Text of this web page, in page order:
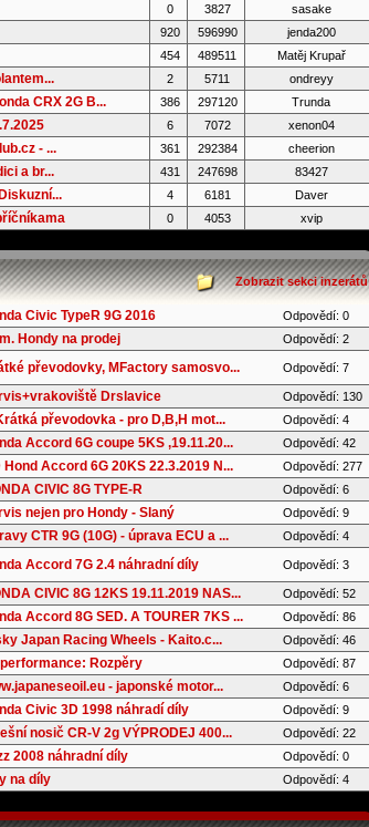
0 3827 sasake
920 596990 jenda200
454 489511 Matěj Krupař
2 5711 ondreyy
CRX 2G B... 386 297120 Trunda
6 7072 xenon04
- ... 361 292384 cheerion
a br... 431 247698 83427
4 6181 Daver
0 4053 xvip
Zobrazit sekci inzerátů
Civic TypeR 9G 2016 Odpovědí: 0
Hondy na prodej Odpovědí: 2
převodovky, MFactory samosvo... Odpovědí: 7
Drslavice Odpovědí: 130
převodovka - pro D,B,H mot... Odpovědí: 4
Accord 6G coupe 5KS ,19.11.20... Odpovědí: 42
Hond Accord 6G 20KS 22.3.2019 N... Odpovědí: 277
CIVIC 8G TYPE-R Odpovědí: 6
nejen pro Hondy - Slaný Odpovědí: 9
CTR 9G (10G) - úprava ECU a ... Odpovědí: 4
Accord 7G 2.4 náhradní díly Odpovědí: 3
CIVIC 8G 12KS 19.11.2019 NAS... Odpovědí: 52
Accord 8G SED. A TOURER 7KS ... Odpovědí: 86
Japan Racing Wheels - Kaito.c... Odpovědí: 46
Rozpěry Odpovědí: 87
- japonské motor... Odpovědí: 6
Civic 3D 1998 náhradí díly Odpovědí: 9
nosič CR-V 2g VÝPRODEJ 400... Odpovědí: 22
2008 náhradní díly Odpovědí: 0
na díly Odpovědí: 4